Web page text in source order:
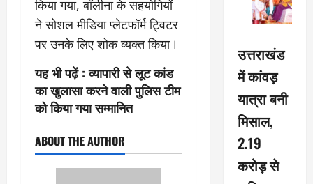
किया गया, बॉलीना के सहयोगियों
ने सोशल मीडिया प्लेटफॉर्म ट्विटर
पर उनके लिए शोक व्यक्त किया।
यह भी पढ़ें :व्यापारी से लूट कांड
का खुलासा करने वाली पुलिस टीम
को किया गया सम्मानित
ABOUT THE AUTHOR
उत्तराखंड
में कांवड़
यात्रा बनी
मिसाल,
2.19
करोड़ से